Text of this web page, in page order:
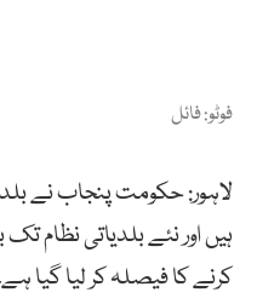
فوٹو: فائل
لاہور: حکومت پنجاب نے
ہیں اور نئے بلدیاتی نظام تک
کرنے کا فیصلہ کر لیا گیا